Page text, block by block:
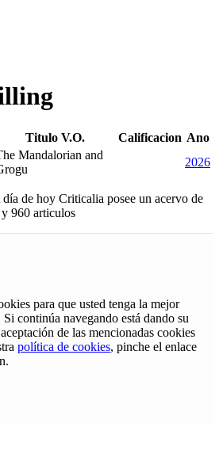
Titulo V.O. Calificacion Ano
Mandalorian and
2026
día de hoy Criticalia posee un acervo de
960 articulos
para que usted tenga la mejor
continúa navegando está dando su
de las mencionadas cookies
política de cookies, pinche el enlace